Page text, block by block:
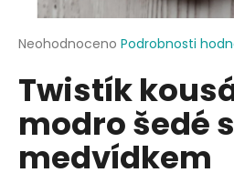
Průměrné
produktu
5
hvězdiček.
Neohodnoceno Podrobnosti
Twistík
modro šedé s
medvídkem
j
t
?